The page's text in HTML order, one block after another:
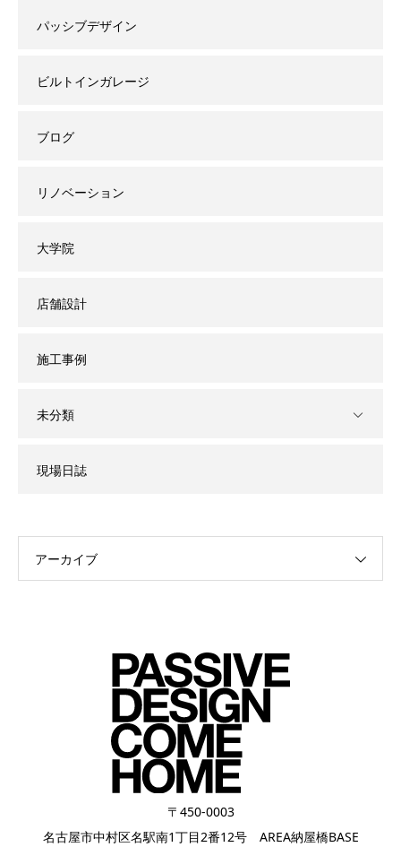
パッシブデザイン
ビルトインガレージ
ブログ
リノベーション
大学院
店舗設計
施工事例
未分類
現場日誌
アーカイブ
〒450-0003
名古屋市中村区名駅南1丁目2番12号 AREA納屋橋BASE